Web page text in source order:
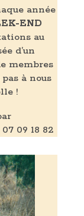
année
END
au
d’un
membres
à nous
!
09 18 82